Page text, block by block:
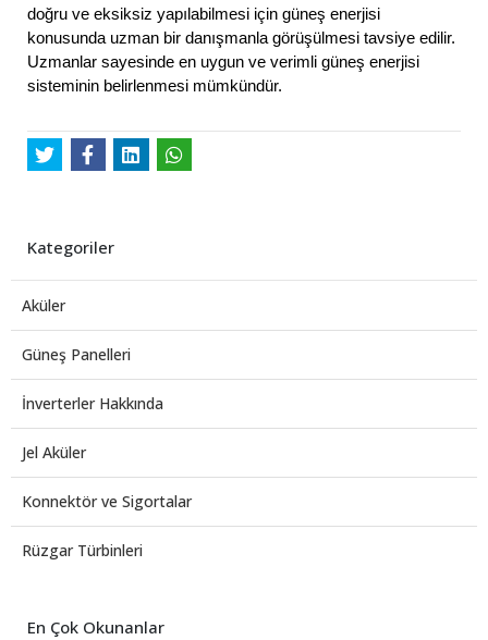
doğru ve eksiksiz yapılabilmesi için güneş enerjisi
konusunda uzman bir danışmanla görüşülmesi tavsiye edilir.
Uzmanlar sayesinde en uygun ve verimli güneş enerjisi
sisteminin belirlenmesi mümkündür.
Kategoriler
Aküler
Güneş Panelleri
İnverterler Hakkında
Jel Aküler
Konnektör ve Sigortalar
Rüzgar Türbinleri
En Çok Okunanlar